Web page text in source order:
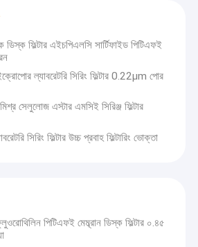
ফিল্টার এইচপিএলসি সার্টিফাইড পিটিএফই
ল্যাবরেটরি সিরিং ফিল্টার 0.22μm পোর
সেলুলোজ এস্টার এমসিই সিরিঞ্জ ফিল্টার
সিরিং ফিল্টার উচ্চ প্রবাহ ফিল্টারিং ভোক্তা
পিটিএফই মেম্ব্রান ডিস্ক ফিল্টার ০.৪৫